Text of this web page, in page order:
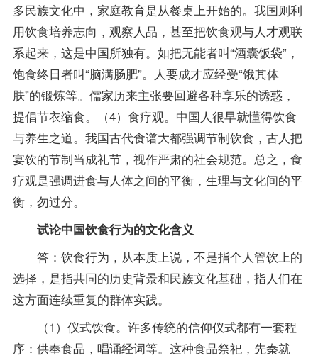
多民族文化中，家庭教育是从餐桌上开始的。我国则利
用饮食培养志向，观察人品，甚至把饮食观与人才观联
系起来，这是中国所独有。如把无能者叫“酒囊饭袋”，
饱食终日者叫“脑满肠肥”。人要成才应经受“饿其体
肤”的锻炼等。儒家历来主张要回避各种享乐的诱惑，
提倡节衣缩食。（4）食疗观。中国人很早就懂得饮食
与养生之道。我国古代食谱大都强调节制饮食，古人把
宴饮的节制当成礼节，视作严肃的社会规范。总之，食
疗观是强调进食与人体之间的平衡，生理与文化间的平
衡，勿过分。
试论中国饮食行为的文化含义
答：饮食行为，从本质上说，不是指个人管饮上的
选择，是指共同的历史背景和民族文化基础，指人们在
这方面连续重复的群体实践。
（1）仪式饮食。许多传统的信仰仪式都有一套程
序：供奉食品，唱诵经词等。这种食品祭祀，先秦就